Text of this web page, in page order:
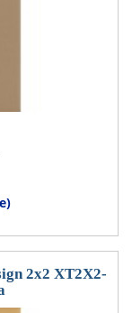
2x2 XT2X2-